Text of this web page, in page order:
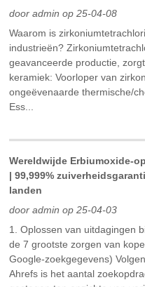
door admin op 25-04-08
Waarom is
industrieën?
geavanceerde productie,
keramiek‌: Voorloper van
ongeëvenaarde thermische/
Ess...
Wereldwijde Erbiumoxide-
| 99,999%
landen
door admin op 25-04-03
1. Oplossen van uitdagingen
de 7 grootste zorgen van
Google-zoekgegevens)
Ahrefs is het aantal